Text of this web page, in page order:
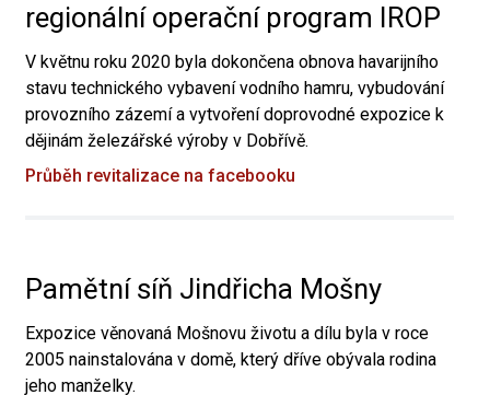
regionální operační program IROP
V květnu roku 2020 byla dokončena obnova havarijního
stavu technického vybavení vodního hamru, vybudování
provozního zázemí a vytvoření doprovodné expozice k
dějinám železářské výroby v Dobřívě.
Průběh revitalizace na facebooku
Pamětní síň Jindřicha Mošny
Expozice věnovaná Mošnovu životu a dílu byla v roce
2005 nainstalována v domě, který dříve obývala rodina
jeho manželky.